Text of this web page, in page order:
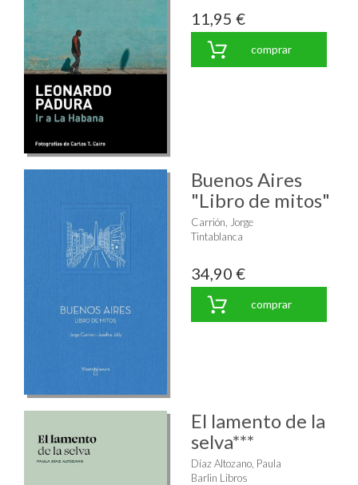
11,95 €
comprar
Buenos Aires
"Libro de mitos"
Carrión, Jorge
Tintablanca
34,90 €
comprar
El lamento de la
selva***
Díaz Altozano, Paula
Barlin Libros